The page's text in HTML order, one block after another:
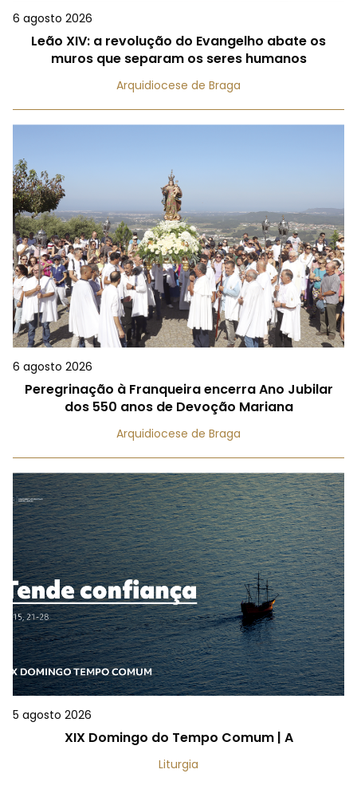
6 agosto 2026
Leão XIV: a revolução do Evangelho abate os
muros que separam os seres humanos
Arquidiocese de Braga
6 agosto 2026
Peregrinação à Franqueira encerra Ano Jubilar
dos 550 anos de Devoção Mariana
Arquidiocese de Braga
5 agosto 2026
XIX Domingo do Tempo Comum | A
Liturgia